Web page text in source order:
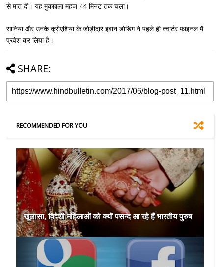
से मात दी। यह मुकाबला महज 44 मिनट तक चला।
सानिया और उनके क्रोएशिया के जोड़ीदार इवान डोडिग ने पहले ही क्वार्टर फाइनल में
प्रवेश कर लिया है।
SHARE:
RECOMMENDED FOR YOU
खुलासा, विदेशी महिलाओं को क्यों पसन्द आ रहे हैं भारतीय पुरुष